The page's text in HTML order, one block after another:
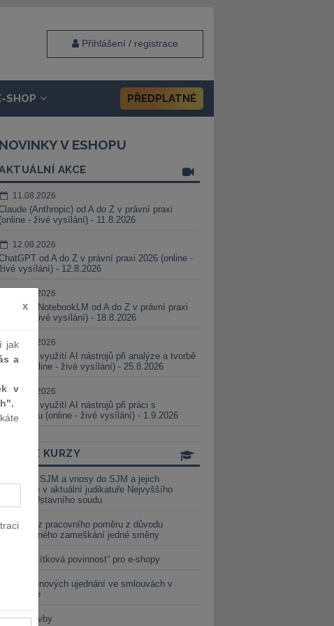
Přihlášení / registrace
SHOP PŘEDPLATNÉ
NOVINKY V ESHOPU
AKCE
11.08.2026
(Anthropic) od A do Z v právní praxi
(online - živé vysílání) - 11.8.2026
12.08.2026
od A do Z v právní praxi 2026 (online -
vysílání) - 12.8.2026
18.08.2026
Gemini a NotebookLM od A do Z v právní praxi
(online - živé vysílání) - 18.8.2026
25.08.2026
využití AI nástrojů při analýze a tvorbě
smluv (online - živé vysílání) - 25.8.2026
01.09.2026
využití AI nástrojů při práci s
(online - živé vysílání) - 1.9.2026
ONLINE KURZY
Vnosy ze SJM a vnosy do SJM a jejich
valorizace v aktuální judikatuře Nejvyššího
soudu a Ústavního soudu
z pracovního poměru z důvodu
neomluveného zameškání jedné směny
Nová „tlačítková povinnost“ pro e-shopy
Změna cenových ujednání ve smlouvách v
energetice
stavby
x
jak
a
v